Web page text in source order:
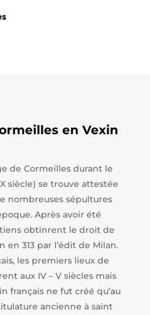
en Vexin
de Cormeilles durant le
siècle) se trouve attestée
nombreuses sépultures
Après avoir été
obtinrent le droit de
313 par l’édit de Milan.
les premiers lieux de
aux IV – V siècles mais
français ne fut créé qu’au
ancienne à saint